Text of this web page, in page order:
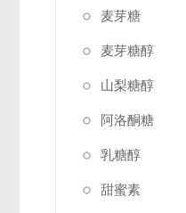
麦芽糖
麦芽糖醇
山梨糖醇
阿洛酮糖
乳糖醇
甜蜜素